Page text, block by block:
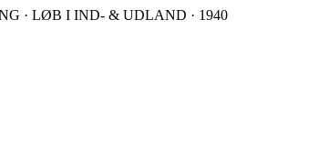
· LØB I IND- & UDLAND · 1940